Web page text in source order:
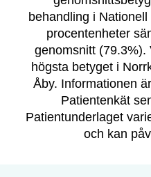
behandling i
procentenheter
genomsnitt (79.3%).
högsta betyget i
Åby. Informationen
Patientenkät
Patientunderlaget
och kan